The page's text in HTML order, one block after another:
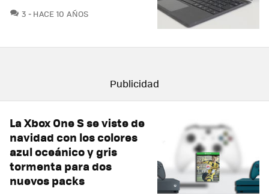
3 COMENTARIOS
HACE 10 AÑOS
La Xbox One S se viste de
navidad con los colores
azul oceánico y gris
tormenta para dos
nuevos packs